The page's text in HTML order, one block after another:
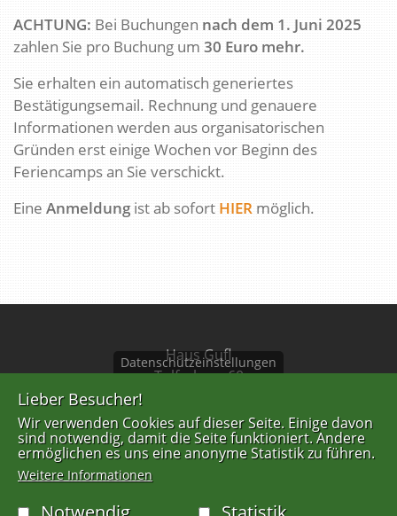
ACHTUNG: Bei Buchungen nach dem 1. Juni 2025
zahlen Sie pro Buchung um 30 Euro mehr.
Sie erhalten ein automatisch generiertes
Bestätigungsemail. Rechnung und genauere
Informationen werden aus organisatorischen
Gründen erst einige Wochen vor Beginn des
Feriencamps an Sie verschickt.
Eine Anmeldungist ab sofort HIER möglich.
Haus Gufl
Tulferberg 60
Tel: +43 676 844639201
info@gufl.at
Datenschutzeinstellungen
Lieber Besucher!
Wir verwenden Cookies auf dieser Seite. Einige davon
sind notwendig, damit die Seite funktioniert. Andere
ermöglichen es uns eine anonyme Statistik zu führen.
Weitere Informationen